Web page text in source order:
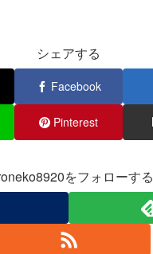
シェアする
Facebook
Pinterest
をフォローする